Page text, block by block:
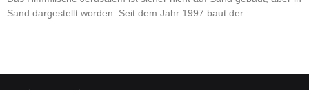
Sand dargestellt worden. Seit dem Jahr 1997 baut der